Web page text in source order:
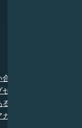
わせ
ンター
ご質問
ウント